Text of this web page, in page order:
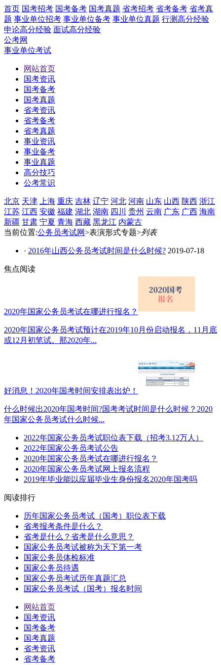
首页 国考招考 国考备考 国考真题 省考招考 省考备考 省考真
题 事业单位招考 事业单位备考 事业单位真题 行测高分经验
申论高分经验 面试高分经验
公考网
事业单位考试
网站首页
国考资讯
国考备考
国考真题
省考资讯
省考备考
省考真题
事业资讯
事业备考
事业真题
高分技巧
公考常识
北京 天津 上海 重庆 吉林 辽宁 河北 河南 山东 山西 陕西 浙江
江苏 江西 安徽 福建 湖北 湖南 四川 贵州 云南 广东 广西 海南
新疆 甘肃 宁夏 青海 西藏 黑龙江 内蒙古
当前位置:公务员考试网>表演形式专题>列表
· 2016年山西公务员考试时间是什么时候? 2019-07-18
焦点阅读
2020年国家公务员考试在哪进行报名？
2020年国家公务员考试预计在2019年10月份启动报名，11月底
或12月初笔试。那2020年...
好消息！2020年国考时间安排表出炉！
什么时候出2020年国考时间?国考考试时间是什么时候？2020
年国家公务员考试什么时候...
2022年国家公务员考试职位表下载（招考3.12万人）
2022年国家公务员考试公告
2020年国家公务员考试在哪进行报名？
2020年国家公务员考试网上报名流程
2019年毕业能以应届毕业生身份报名2020年国考吗
阅读排行
历年国家公务员考试（国考）职位表下载
省考报考条件是什么？
省考是什么？省考是什么意思？
国家公务员考试被称为天下第一考
国家公务员体检标准
国家公务员待遇
国家公务员考试历年真题汇总
国家公务员考试（国考）报名时间
网站首页
国考资讯
国考备考
国考真题
省考资讯
省考备考